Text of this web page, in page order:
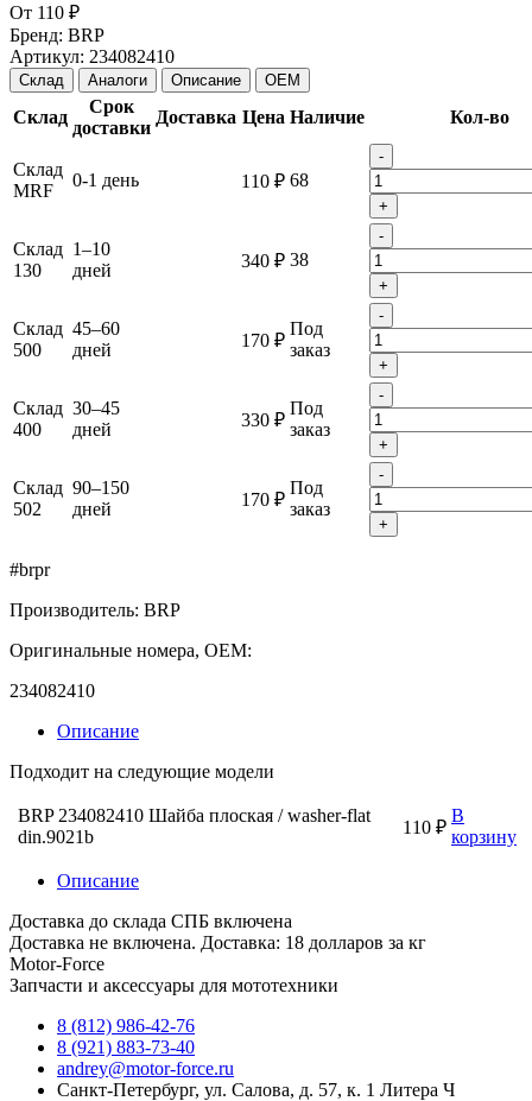
От 110 ₽
Бренд: BRP
Артикул: 234082410
Склад Аналоги Описание OEM
Склад
Срок
доставки
Доставка Цена Наличие Кол-во
Склад
MRF
0-1 день 110 ₽ 68
-
+
Склад
130
1–10
дней
340 ₽ 38
-
+
Склад
500
45–60
дней
170 ₽
Под
заказ
-
+
Склад
400
30–45
дней
330 ₽
Под
заказ
-
+
Склад
502
90–150
дней
170 ₽
Под
заказ
-
+
#brpr
Производитель: BRP
Оригинальные номера, OEM:
234082410
Описание
Подходит на следующие модели
BRP 234082410 Шайба плоская / washer-flat
din.9021b
110 ₽
В
корзину
Описание
Доставка до склада СПБ включена
Доставка не включена. Доставка: 18 долларов за кг
Motor-Force
Запчасти и аксессуары для мототехники
8 (812) 986-42-76
8 (921) 883-73-40
andrey@motor-force.ru
Санкт-Петербург, ул. Салова, д. 57, к. 1 Литера Ч